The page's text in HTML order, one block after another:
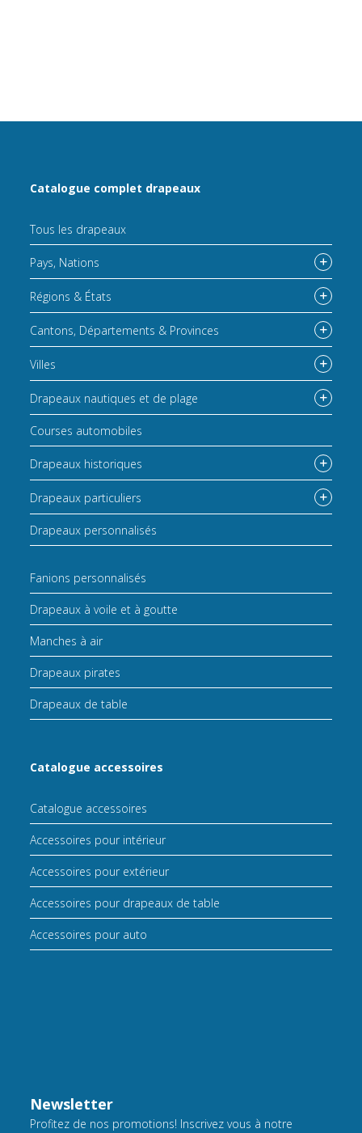
Catalogue complet drapeaux
Tous les drapeaux
Pays, Nations
Régions & États
Cantons, Départements & Provinces
Villes
Drapeaux nautiques et de plage
Courses automobiles
Drapeaux historiques
Drapeaux particuliers
Drapeaux personnalisés
Fanions personnalisés
Drapeaux à voile et à goutte
Manches à air
Drapeaux pirates
Drapeaux de table
Catalogue accessoires
Catalogue accessoires
Accessoires pour intérieur
Accessoires pour extérieur
Accessoires pour drapeaux de table
Accessoires pour auto
Newsletter
Profitez de nos promotions! Inscrivez vous à notre